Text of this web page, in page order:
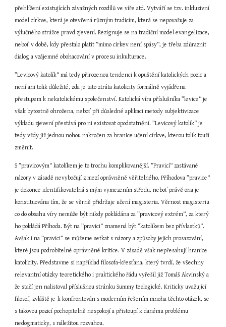
přehlížení existujících závažných rozdílů ve víře atd. Vytváří se tzv. inkluzivní
model církve, která je otevřená různým tradicím, která se nepovažuje za
výlučného strážce pravd zjevení. Rezignuje se na tradiční model evangelizace,
neboť v době, kdy přestalo platit ”mimo církev není spásy“, je třeba zdůraznit
dialog a vzájemné obohacování v procesu inkulturace.
”Levicový katolík“ má tedy přirozenou tendenci k opuštění katolických pozic a
není ani tolik důležité, zda je tato ztráta katolicity formálně vyjádřena
přestupem k nekatolickému společenství. Katolická víra příslušníka ”levice“ je
však bytostně ohrožena, neboť při důsledné aplikaci metody subjektivizace
výkladu zjevení přestává pro ni existovat opodstatnění. ”Levicový katolík“ je
tedy vždy již jednou nohou nakročen za hranice učení církve, kterou tolik touží
změnit.
S ”pravicovým“ katolíkem je to trochu komplikovanější. ”Pravicí“ zastávané
názory v zásadě nevybočují z mezí oprávněně věřitelného. Příhodova ”pravice“
je dokonce identifikovatelná s mým vymezením středu, neboť právě ona je
konstituována tím, že se věrně přidržuje učení magisteria. Věrnost magisteriu
co do obsahu víry nemůže být nikdy pokládána za ”pravicový extrém“, za který
ho pokládá Příhoda. Být na ”pravici“ znamená být ”katolíkem bez přívlastků“.
Avšak i na ”pravici“ se můžeme setkat s názory a způsoby jejich prosazování,
které jsou podrobitelné oprávněné kritice. V zásadě však nepřesahují hranice
katolicity. Představme si například filosofa-křesťana, který tvrdí, že všechny
relevantní otázky teoretického i praktického řádu vyřešil již Tomáš Akvinský a
že stačí jen nalistoval příslušnou stránku Summy teologické. Kriticky uvažující
filosof, zvláště je-li konfrontován s moderním řešením mnoha těchto otázek, se
s takovou pozicí pochopitelně nespokojí a přistoupí k danému problému
nedogmaticky, s náležitou rozvahou.